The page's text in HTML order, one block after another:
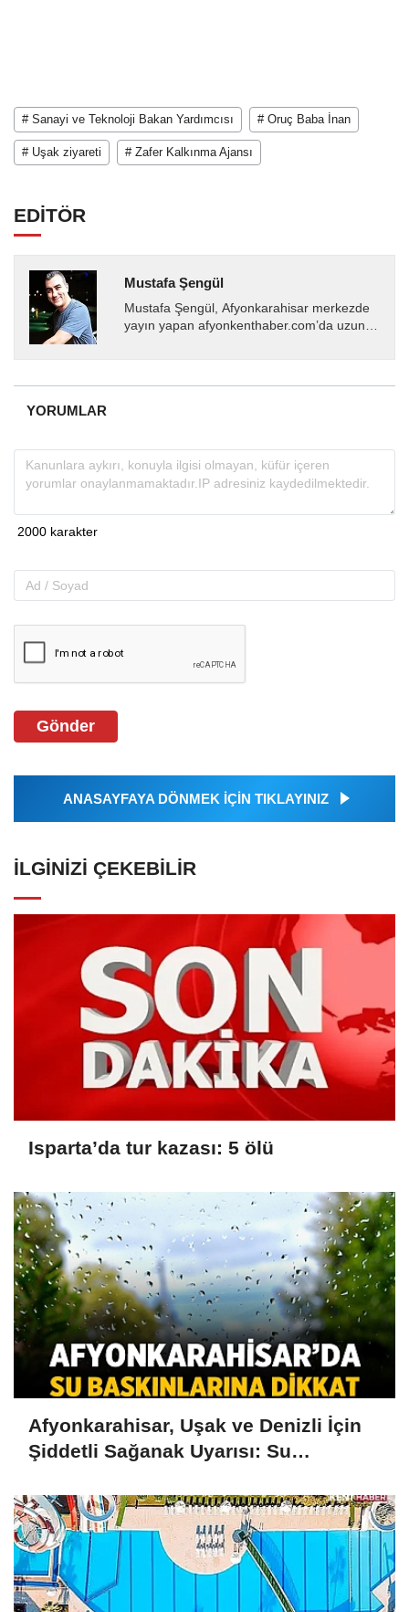
# Sanayi ve Teknoloji Bakan Yardımcısı # Oruç Baba İnan
# Uşak ziyareti # Zafer Kalkınma Ajansı
EDİTÖR
Mustafa Şengül
Mustafa Şengül, Afyonkarahisar merkezde
yayın yapan afyonkenthaber.com’da uzun
almakta, haber akışı...
YORUMLAR
Gönder
ANASAYFAYA DÖNMEK İÇİN TIKLAYINIZ
İLGINIZI ÇEKEBILIR
Isparta’da tur kazası: 5 ölü
Afyonkarahisar, Uşak ve Denizli İçin
Şiddetli Sağanak Uyarısı: Su